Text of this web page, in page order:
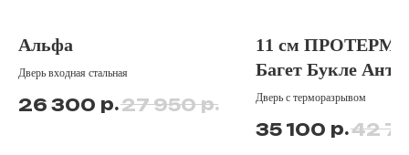
Альфа
Дверь входная стальная
26 300 р.27 950 р.
11 см ПРОТЕРМА
Багет Букле
Дверь с терморазрывом
35 100 р.42